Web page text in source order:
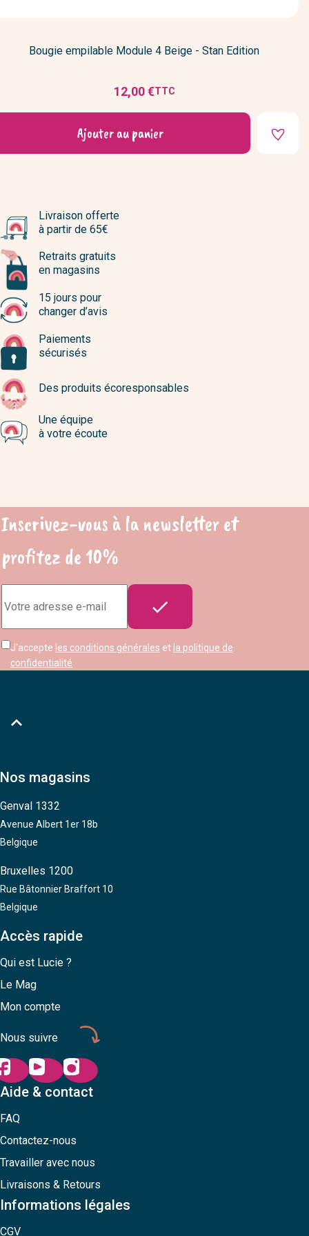
Bougie empilable Module 4 Beige - Stan Edition
Prix
12,00 €TTC
Ajouter au panier
Livraison offerte
à partir de 65€
Retraits gratuits
en magasins
15 jours pour
changer d’avis
Paiements
sécurisés
Des produits écoresponsables
Une équipe
à votre écoute
Inscrivez-vous à la newsletter et
profitez de 10%
e-
mail

J'accepte les conditions générales et la politique de
confidentialité

Nos magasins
Genval 1332
Avenue Albert 1er 18b
Belgique
Bruxelles 1200
Rue Bâtonnier Braffort 10
Belgique
Accès rapide
Qui est Lucie ?
Le Mag
Mon compte
Nous suivre
Aide & contact
FAQ
Contactez-nous
Travailler avec nous
Livraisons & Retours
Informations légales
CGV